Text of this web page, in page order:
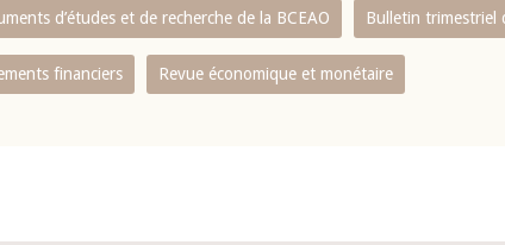
d’études et de recherche de la BCEAO Bulletin trimestriel
financiers Revue économique et monétaire